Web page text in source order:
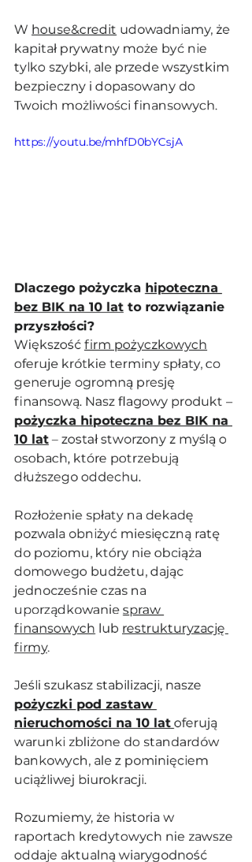
W house&credit udowadniamy, że
kapitał prywatny może być nie
tylko szybki, ale przede wszystkim
bezpieczny i dopasowany do
Twoich możliwości finansowych.
https://youtu.be/mhfD0bYCsjA
Dlaczego pożyczka hipoteczna
bez BIK na 10 lat to rozwiązanie
przyszłości?
Większość firm pożyczkowych
oferuje krótkie terminy spłaty, co
generuje ogromną presję
finansową. Nasz flagowy produkt –
pożyczka hipoteczna bez BIK na
10 lat – został stworzony z myślą o
osobach, które potrzebują
dłuższego oddechu.
Rozłożenie spłaty na dekadę
pozwala obniżyć miesięczną ratę
do poziomu, który nie obciąża
domowego budżetu, dając
jednocześnie czas na
uporządkowanie spraw
finansowych lub restrukturyzację
firmy.
Jeśli szukasz stabilizacji, nasze
pożyczki pod zastaw
nieruchomości na 10 lat oferują
warunki zbliżone do standardów
bankowych, ale z pominięciem
uciążliwej biurokracji.
Rozumiemy, że historia w
raportach kredytowych nie zawsze
oddaje aktualną wiarygodność